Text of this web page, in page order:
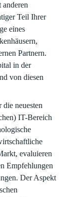
Teil Ihrer
eines
Partnern.
in der
von diesen
die neuesten
IT-Bereich
evaluieren
Empfehlungen
Der Aspekt